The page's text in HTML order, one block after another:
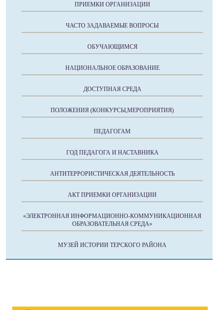
ПРИЕМКИ ОРГАНИЗАЦИИ
ЧАСТО ЗАДАВАЕМЫЕ ВОПРОСЫ
ОБУЧАЮЩИМСЯ
НАЦИОНАЛЬНОЕ ОБРАЗОВАНИЕ
ДОСТУПНАЯ СРЕДА
ПОЛОЖЕНИЯ (КОНКУРСЫ,МЕРОПРИЯТИЯ)
ПЕДАГОГАМ
ГОД ПЕДАГОГА И НАСТАВНИКА
АНТИТЕРРОРИСТИЧЕСКАЯ ДЕЯТЕЛЬНОСТЬ
АКТ ПРИЕМКИ ОРГАНИЗАЦИИ
«ЭЛЕКТРОННАЯ ИНФОРМАЦИОННО-КОММУНИКАЦИОННАЯ
ОБРАЗОВАТЕЛЬНАЯ СРЕДА»
МУЗЕЙ ИСТОРИИ ТЕРСКОГО РАЙОНА